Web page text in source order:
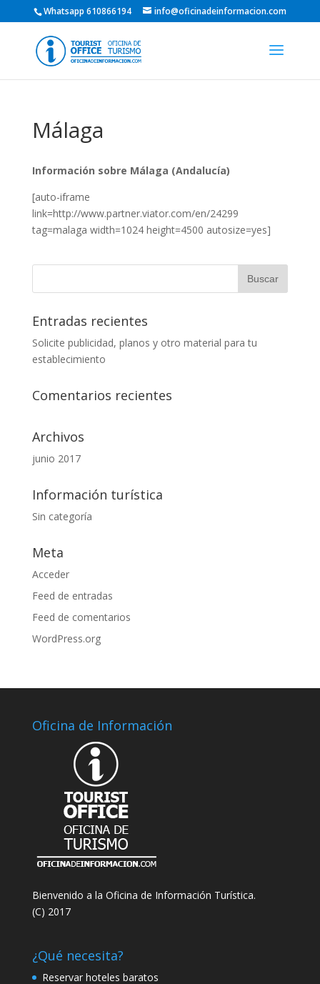
Whatsapp 610866194 info@oficinadeinformacion.com
Málaga
Información sobre Málaga (Andalucía)
[auto-iframe
link=http://www.partner.viator.com/en/24299
tag=malaga width=1024 height=4500 autosize=yes]
Entradas recientes
Solicite publicidad, planos y otro material para tu
establecimiento
Comentarios recientes
Archivos
junio 2017
Información turística
Sin categoría
Meta
Acceder
Feed de entradas
Feed de comentarios
WordPress.org
Oficina de Información
Bienvenido a la Oficina de Información Turística.
(C) 2017
¿Qué necesita?
Reservar hoteles baratos